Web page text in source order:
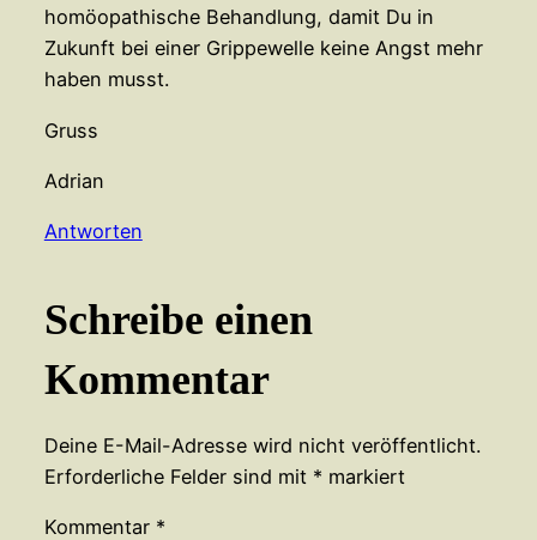
homöopathische Behandlung, damit Du in
Zukunft bei einer Grippewelle keine Angst mehr
haben musst.
Gruss
Adrian
Antworten
Schreibe einen
Kommentar
Deine E-Mail-Adresse wird nicht veröffentlicht.
Erforderliche Felder sind mit * markiert
Kommentar *